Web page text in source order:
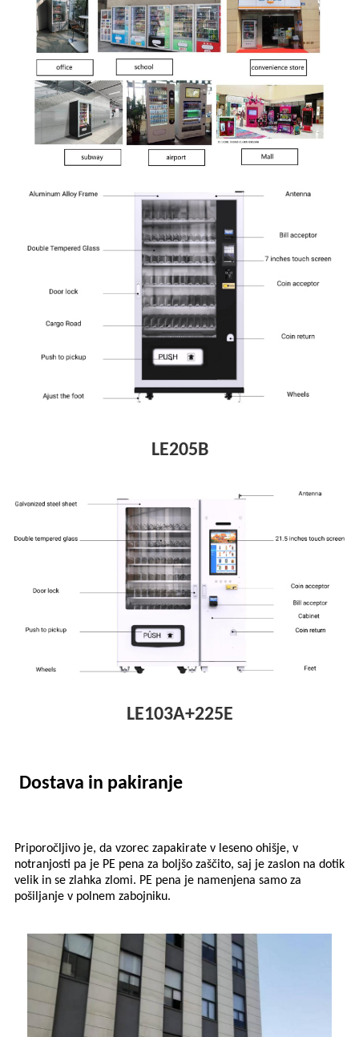
LE205B
LE103A+225E
Dostava in pakiranje
Priporočljivo je, da vzorec zapakirate v leseno ohišje, v
notranjosti pa je PE pena za boljšo zaščito, saj je zaslon na dotik
velik in se zlahka zlomi. PE pena je namenjena samo za
pošiljanje v polnem zabojniku.